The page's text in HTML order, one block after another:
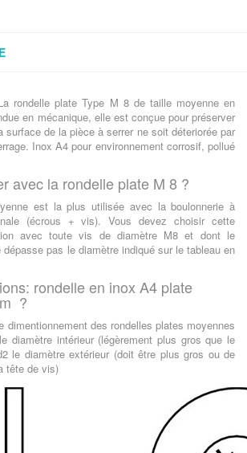
rondelle plate Type M 8 de taille moyenne en
en mécanique, elle est conçue pour préserver
surface de la pièce à serrer ne soit déteriorée par
Inox A4 pour environnement corrosif, pollué
avec la rondelle plate M 8 ?
est la plus utilisée avec la boulonnerie à
(écrous + vis). Vous devez choisir cette
avec toute vis de diamètre M8 et dont le
pas le diamètre indiqué sur le tableau en
rondelle en inox A4 plate
?
dimentionnement des rondelles plates moyennes
diamètre intérieur (légèrement plus gros que le
le diamètre extérieur (doit être plus gros ou de
tête de vis)